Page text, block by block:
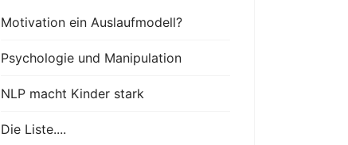
Motivation ein Auslaufmodell?
Psychologie und Manipulation
NLP macht Kinder stark
Die Liste....